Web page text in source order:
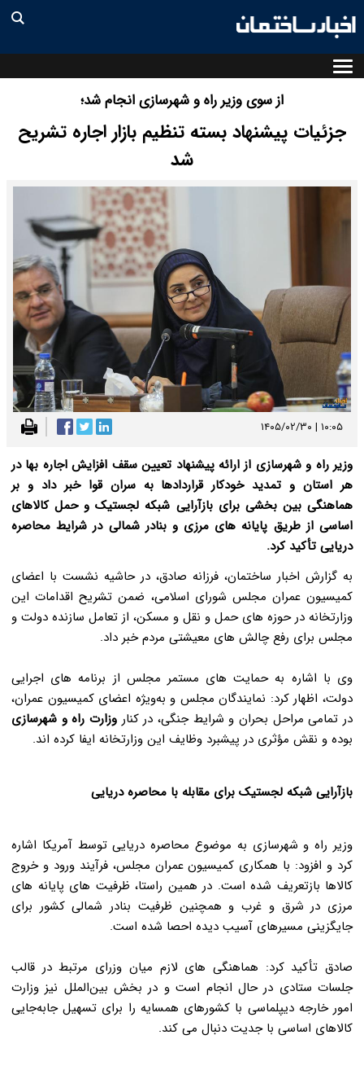
از سوی وزیر راه و شهرسازی انجام شد؛
جزئیات پیشنهاد بسته تنظیم بازار اجاره تشریح
شد
۱۰:۰۵ | ۱۴۰۵/۰۲/۳۰
وزیر راه و شهرسازی از ارائه پیشنهاد تعیین سقف افزایش اجاره بها در
هر استان و تمدید خودکار قراردادها به سران قوا خبر داد و بر
هماهنگی بین بخشی برای بازآرایی شبکه لجستیک و حمل کالاهای
اساسی از طریق پایانه های مرزی و بنادر شمالی در شرایط محاصره
دریایی تأکید کرد.
به گزارش اخبار ساختمان، فرزانه صادق، در حاشیه نشست با اعضای
کمیسیون عمران مجلس شورای اسلامی، ضمن تشریح اقدامات این
وزارتخانه در حوزه های حمل و نقل و مسکن، از تعامل سازنده دولت و
مجلس برای رفع چالش های معیشتی مردم خبر داد.
وی با اشاره به حمایت های مستمر مجلس از برنامه های اجرایی
دولت، اظهار کرد: نمایندگان مجلس و به‌ویژه اعضای کمیسیون عمران،
در تمامی مراحل بحران و شرایط جنگی، در کنار وزارت راه و شهرسازی
بوده و نقش مؤثری در پیشبرد وظایف این وزارتخانه ایفا کرده اند.
بازآرایی شبکه لجستیک برای مقابله با محاصره دریایی
وزیر راه و شهرسازی به موضوع محاصره دریایی توسط آمریکا اشاره
کرد و افزود: با همکاری کمیسیون عمران مجلس، فرآیند ورود و خروج
کالاها بازتعریف شده است. در همین راستا، ظرفیت های پایانه های
مرزی در شرق و غرب و همچنین ظرفیت بنادر شمالی کشور برای
جایگزینی مسیرهای آسیب دیده احصا شده است.
صادق تأکید کرد: هماهنگی های لازم میان وزرای مرتبط در قالب
جلسات ستادی در حال انجام است و در بخش بین‌الملل نیز وزارت
امور خارجه دیپلماسی با کشورهای همسایه را برای تسهیل جابه‌جایی
کالاهای اساسی با جدیت دنبال می کند.